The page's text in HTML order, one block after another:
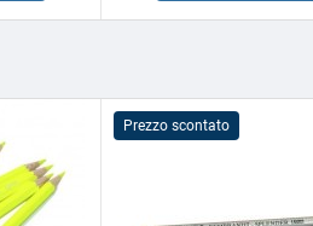
Prezzo scontato